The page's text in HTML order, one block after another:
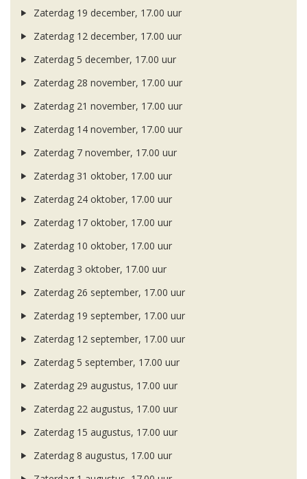
Zaterdag 19 december, 17.00 uur
Zaterdag 12 december, 17.00 uur
Zaterdag 5 december, 17.00 uur
Zaterdag 28 november, 17.00 uur
Zaterdag 21 november, 17.00 uur
Zaterdag 14 november, 17.00 uur
Zaterdag 7 november, 17.00 uur
Zaterdag 31 oktober, 17.00 uur
Zaterdag 24 oktober, 17.00 uur
Zaterdag 17 oktober, 17.00 uur
Zaterdag 10 oktober, 17.00 uur
Zaterdag 3 oktober, 17.00 uur
Zaterdag 26 september, 17.00 uur
Zaterdag 19 september, 17.00 uur
Zaterdag 12 september, 17.00 uur
Zaterdag 5 september, 17.00 uur
Zaterdag 29 augustus, 17.00 uur
Zaterdag 22 augustus, 17.00 uur
Zaterdag 15 augustus, 17.00 uur
Zaterdag 8 augustus, 17.00 uur